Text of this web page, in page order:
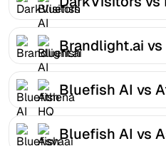
Brandlight.ai
Bluefish AI vs
Bluefish AI vs